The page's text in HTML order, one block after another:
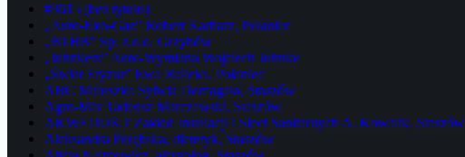
#9615 (bez tytułu)
„Auto-Eko-Gaz” Robert Karbarz, Połaniec
„BTBB” Sp. z o.o. Grzybów
„Juhnkers” Auto-Wymiana Wojciech Juhnke
„Świat Fryzur” Ewa Balicka, Połaniec
ABC Maluszka Sylwia Domagała, Staszów
Agro-Mar Tadeusz Marczewski, Staszów
AKWEDUKT Zakład Instalacji i Sieci Sanitarnych A. Kowalik, Staszów
Aleksandra Porębska, dietetyk, Staszów